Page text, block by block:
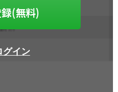
(無料)
グイン